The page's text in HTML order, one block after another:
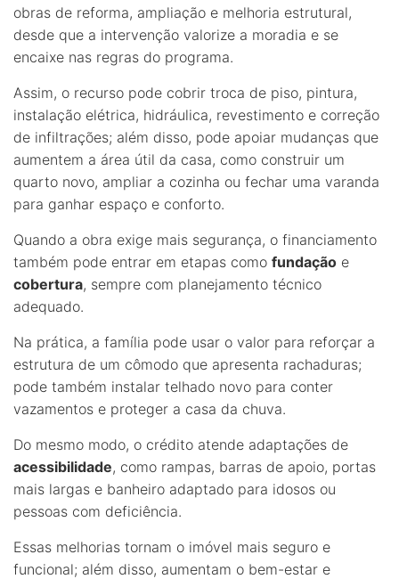
obras de reforma, ampliação e melhoria estrutural,
desde que a intervenção valorize a moradia e se
encaixe nas regras do programa.
Assim, o recurso pode cobrir troca de piso, pintura,
instalação elétrica, hidráulica, revestimento e correção
de infiltrações; além disso, pode apoiar mudanças que
aumentem a área útil da casa, como construir um
quarto novo, ampliar a cozinha ou fechar uma varanda
para ganhar espaço e conforto.
Quando a obra exige mais segurança, o financiamento
também pode entrar em etapas como fundação e
cobertura, sempre com planejamento técnico
adequado.
Na prática, a família pode usar o valor para reforçar a
estrutura de um cômodo que apresenta rachaduras;
pode também instalar telhado novo para conter
vazamentos e proteger a casa da chuva.
Do mesmo modo, o crédito atende adaptações de
acessibilidade, como rampas, barras de apoio, portas
mais largas e banheiro adaptado para idosos ou
pessoas com deficiência.
Essas melhorias tornam o imóvel mais seguro e
funcional; além disso, aumentam o bem-estar e